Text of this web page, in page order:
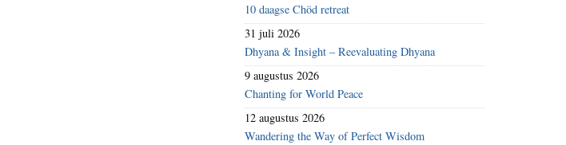
10 daagse Chöd retreat
31 juli 2026
Dhyana & Insight – Reevaluating Dhyana
9 augustus 2026
Chanting for World Peace
12 augustus 2026
Wandering the Way of Perfect Wisdom